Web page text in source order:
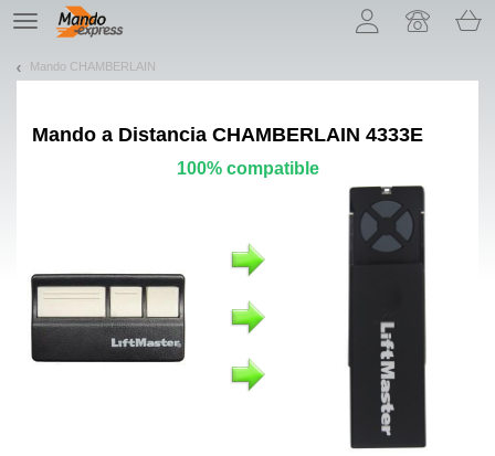
TE
navigation
Mando CHAMBERLAIN
Mando a Distancia CHAMBERLAIN 4333E
100% compatible
¡Permítenos presentarte nuestras cookies!